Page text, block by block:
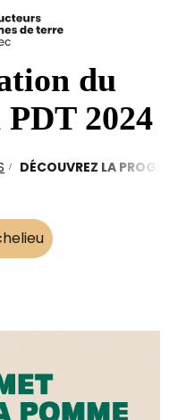
la
du
2024
DÉCOUVREZ LA